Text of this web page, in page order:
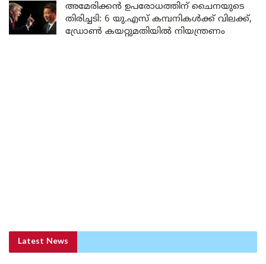
അമേരിക്കൻ ഉപരോധത്തിന് ചൈനയുടെ
തിരിച്ചടി: 6 യു.എസ് കമ്പനികൾക്ക് വിലക്ക്,
ഡ്രോൺ കയറ്റുമതിയിൽ നിയന്ത്രണം
Latest News